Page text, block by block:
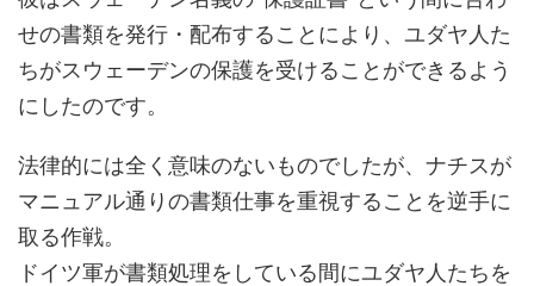
せの書類を発行・配布することにより、ユダヤ人た
ちがスウェーデンの保護を受けることができるよう
にしたのです。
法律的には全く意味のないものでしたが、ナチスが
マニュアル通りの書類仕事を重視することを逆手に
取る作戦。
ドイツ軍が書類処理をしている間にユダヤ人たちを